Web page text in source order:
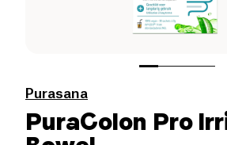
Purasana
PuraColon Pro